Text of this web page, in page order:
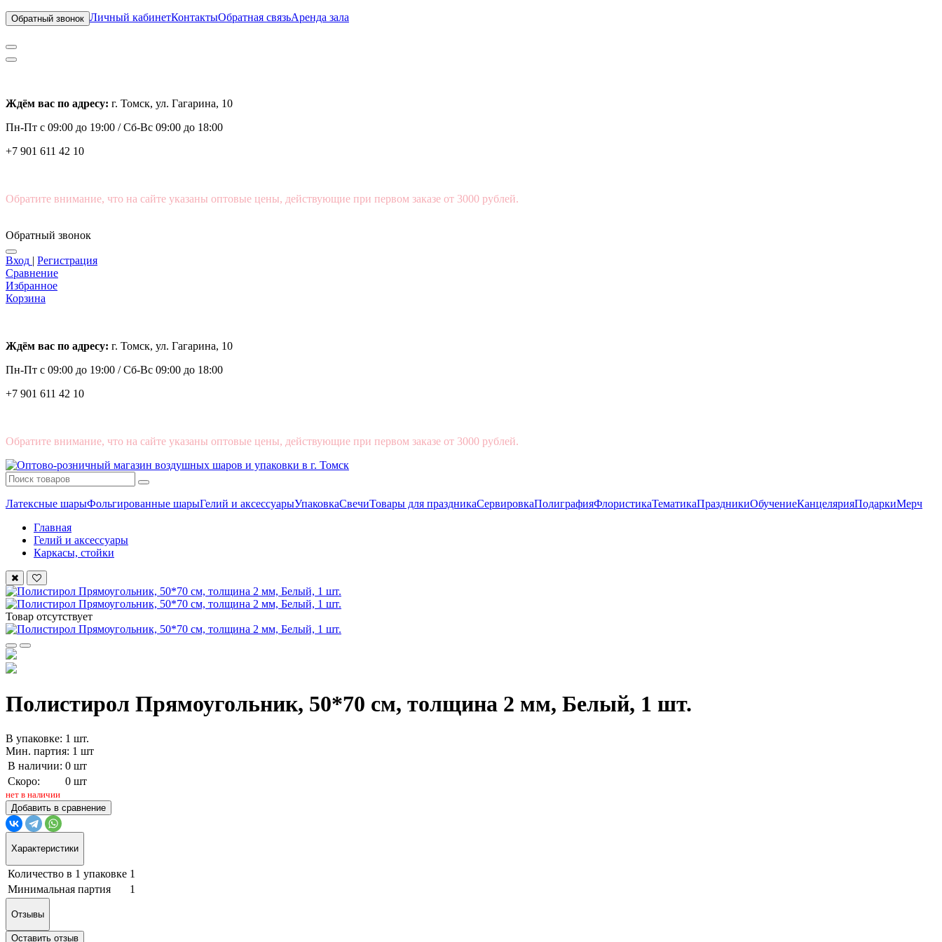
Обратный звонок Личный кабинетКонтактыОбратная связьАренда зала
Ждём вас по адресу: г. Томск, ул. Гагарина, 10
Пн-Пт с 09:00 до 19:00 /Сб-Вс 09:00 до 18:00
+7 901 611 42 10
Обратите внимание, что на сайте указаны оптовые цены, действующие при первом заказе от 3000 рублей.
Обратный звонок
Вход | Регистрация
Сравнение
Избранное
Корзина
Ждём вас по адресу: г. Томск, ул. Гагарина, 10
Пн-Пт с 09:00 до 19:00 /Сб-Вс 09:00 до 18:00
+7 901 611 42 10
Обратите внимание, что на сайте указаны оптовые цены, действующие при первом заказе от 3000 рублей.
Латексные шарыФольгированные шарыГелий и аксессуарыУпаковкаСвечиТовары для праздникаСервировкаПолиграфияФлористикаТематикаПраздникиОбучениеКанцелярияПодаркиМерч
Главная
Гелий и аксессуары
Каркасы, стойки
Товар отсутствует
Полистирол Прямоугольник, 50*70 см, толщина 2 мм, Белый, 1 шт.
В упаковке: 1 шт.
Мин. партия: 1 шт
В наличии: 0 шт
Скоро:
0 шт
нет в наличии
Добавить в сравнение
Характеристики
Количество в 1 упаковке 1
Минимальная партия
1
Отзывы
Оставить отзыв